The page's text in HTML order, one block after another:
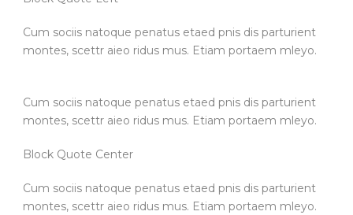
Cum sociis natoque penatus etaed pnis dis parturient
montes, scettr aieo ridus mus. Etiam portaem mleyo.
Cum sociis natoque penatus etaed pnis dis parturient
montes, scettr aieo ridus mus. Etiam portaem mleyo.
Block Quote Center
Cum sociis natoque penatus etaed pnis dis parturient
montes, scettr aieo ridus mus. Etiam portaem mleyo.